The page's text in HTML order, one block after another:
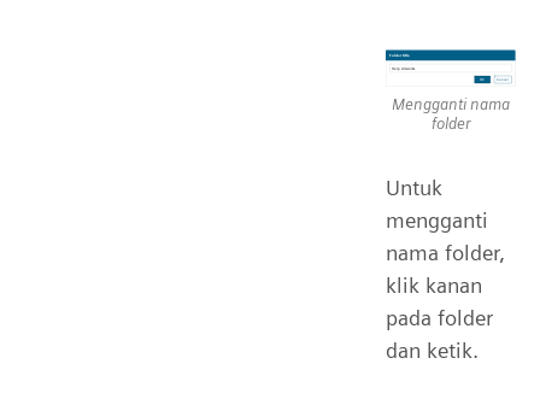
Mengganti nama
folder
Untuk
mengganti
nama folder,
klik kanan
pada folder
dan ketik.